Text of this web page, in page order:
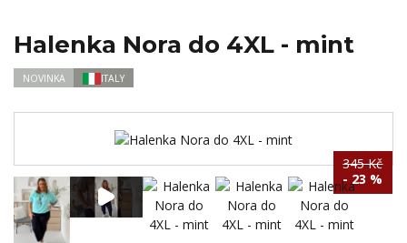
Halenka Nora do 4XL - mint
NOVINKA ITALY
345 Kč
- 23 %